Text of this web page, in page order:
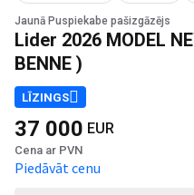
Jaunā Puspiekabe pašizgāzējs
Lider 2026 MODEL
BENNE )
LĪZINGS
37 000 EUR
Cena ar PVN
Piedāvāt cenu